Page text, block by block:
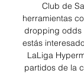
Club de
herramientas
dropping odds
estás
LaLiga
partidos de la